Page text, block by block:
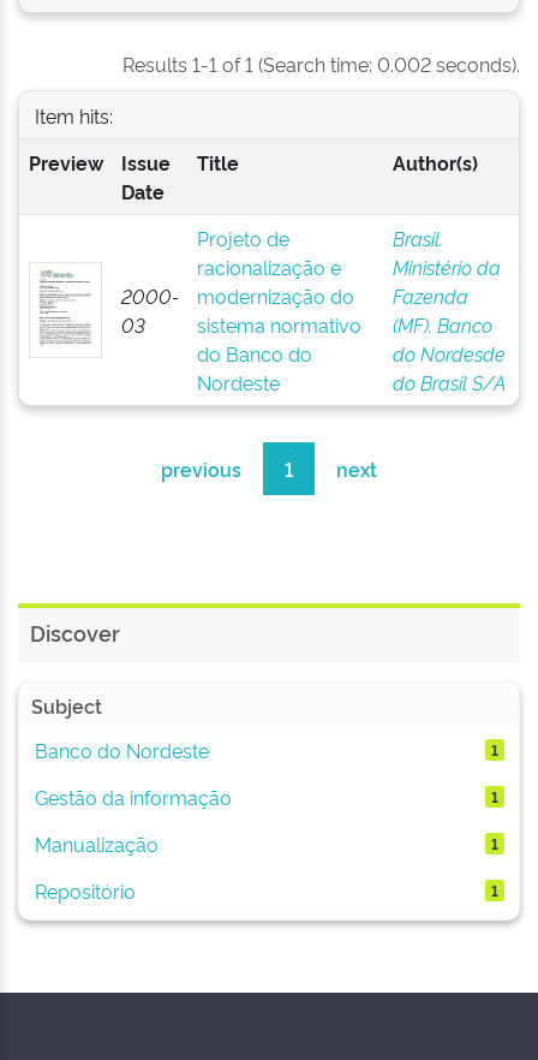
Results 1-1 of 1 (Search time: 0.002 seconds).
Item hits:
Preview
Issue
Date
Title Author(s)
2000-
03
Projeto de
racionalização e
modernização do
sistema normativo
do Banco do
Nordeste
Brasil.
Ministério da
Fazenda
(MF). Banco
do Nordesde
do Brasil S/A
previous 1 next
Discover
Subject
Banco do Nordeste
1
Gestão da informação 1
Manualização 1
Repositório 1